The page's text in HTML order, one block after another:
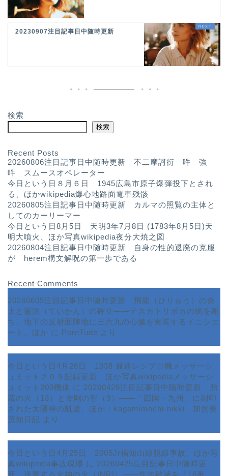
20230907注目記事日中随時更新
検索
検索
Recent Posts
20260806注目記事日中随時更新 不二摩訶衍 吽 強
吽 スムースオペレーター
今日という日８月６日 1945広島市原子爆弾投下とされ
る、ほかwikipedia爆心地路面電車残骸
20260805注目記事日中随時更新 カルマの照覧の主体と
してのカーリーマー
今日という日8月5日 天明3年7月8日 (1783年8月5日)天
明大噴火、ほか写真wikipedia夜分大焼之図
20260804注目記事日中随時更新 自身の性的退廃の克服
が herem構文解呪の第一歩である
Recent Comments
20260605注目記事日中随時更新 飛龍（ひりゅう）の炎
上と憲法（ていかん）の確立――テスカトリポカの網を断
ち、地下の反射面陣地に三六九の心臓を実装するイニシエ
ート、ほか に PornTude より
今日という日4月26日 1938 最速レシプロ機メッサーシ
ュミット２０９記録更新、ほか写真wikipediaメッサーシ
ュミット209機体 に 20260426注目記事日中随時更新 胎
蔵の火（13）と金剛の智（9）――「四国・九州」に刻印
された太陽神の凱旋、ほか｜kagamimochi-nikki 加賀美
茂知日記 より
今日という日4月25日 2005Jr福知山線脱線事故、ほか写
真wikipedia事故現場 に 20260425注目記事日中随時更
新 逆襲する女神の火（INRI）――性的破滅を「16番